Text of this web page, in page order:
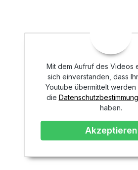
Mit dem Aufruf des Videos
sich einverstanden, dass
Youtube übermittelt werden
die
haben.
Akzeptieren